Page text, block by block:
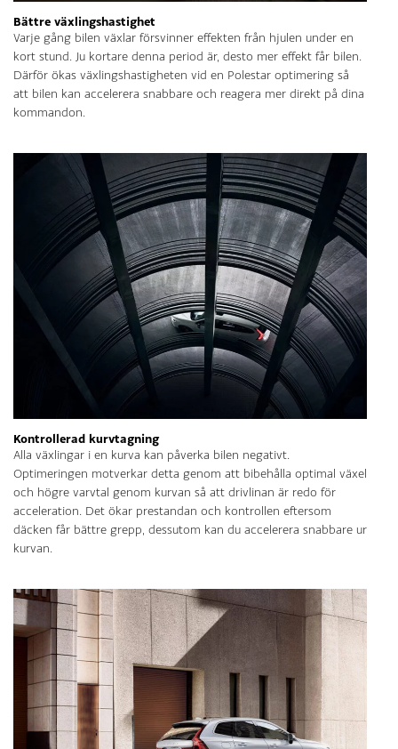
Bättre växlingshastighet
Varje gång bilen växlar försvinner effekten från hjulen under en
kort stund. Ju kortare denna period är, desto mer effekt får bilen.
Därför ökas växlingshastigheten vid en Polestar optimering så
att bilen kan accelerera snabbare och reagera mer direkt på dina
kommandon.
Kontrollerad kurvtagning
Alla växlingar i en kurva kan påverka bilen negativt.
Optimeringen motverkar detta genom att bibehålla optimal växel
och högre varvtal genom kurvan så att drivlinan är redo för
acceleration. Det ökar prestandan och kontrollen eftersom
däcken får bättre grepp, dessutom kan du accelerera snabbare ur
kurvan.